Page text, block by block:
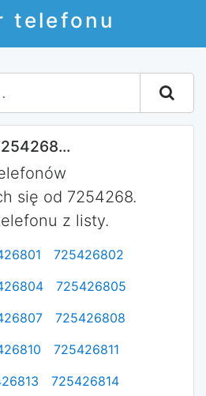
telefonu
się od 7254268.
z listy.
725426802
725426805
725426808
725426811
725426814